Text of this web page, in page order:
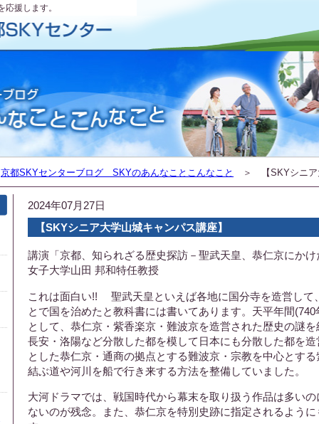
援します。
京都SKYセンターブログ SKYのあんなことこんなこと ＞ 【SKYシニア
2024年07月27日
【SKYシニア大学山城キャンパス講座】
講演「京都、知られざる歴史探訪－聖武天皇、恭仁京にか
女子大学山田 邦和特任教授
これは面白い!! 聖武天皇といえば各地に国分寺を造営して
とで国を治めたと教科書には書いてあります。天平年間
として、恭仁京・紫香楽京・難波京を造営された歴史の謎
長安・洛陽など分散した都を模して日本にも分散した都を
とした恭仁京・通商の拠点とする難波京・宗教を中心とす
結ぶ道や河川を船で行き来する方法を整備していました。
大河ドラマでは、戦国時代から幕末を取り扱う作品は多い
ないのが残念。また、恭仁京を特別史跡に指定されるように